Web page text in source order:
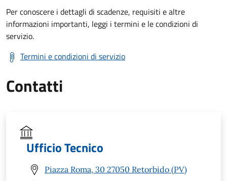
Per conoscere i dettagli di scadenze, requisiti e altre
informazioni importanti, leggi i termini e le condizioni di
servizio.
Termini e condizioni di servizio
Contatti
Ufficio Tecnico
Piazza Roma, 30 27050 Retorbido (PV)